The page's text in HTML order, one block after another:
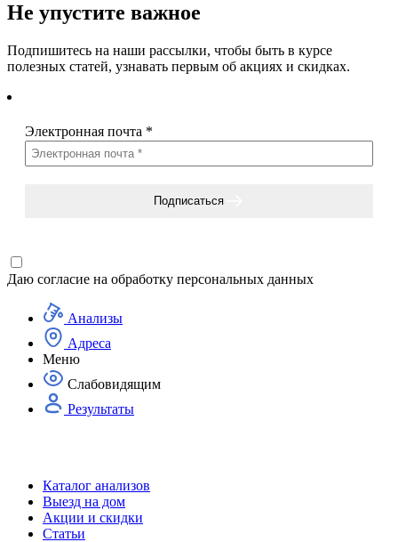
Не упустите важное
Подпишитесь на наши рассылки, чтобы быть в курсе
полезных статей, узнавать первым об акциях и скидках.
Электронная почта *
Подписаться
Даю согласие на обработку персональных данных
Анализы
Адреса
Меню
Слабовидящим
Результаты
Каталог анализов
Выезд на дом
Акции и скидки
Статьи